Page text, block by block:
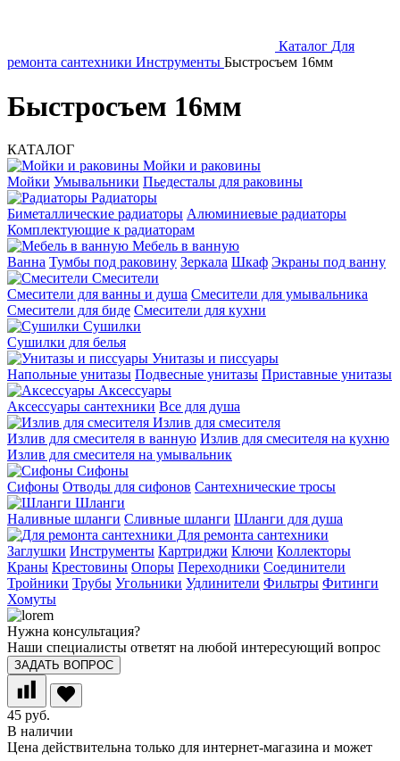
Каталог Для
ремонта сантехники Инструменты Быстросъем 16мм
Быстросъем 16мм
КАТАЛОГ
Мойки и раковины
Мойки Умывальники Пьедесталы для раковины
Радиаторы
Биметаллические радиаторы Алюминиевые радиаторы
Комплектующие к радиаторам
Мебель в ванную
Ванна Тумбы под раковину Зеркала Шкаф Экраны под ванну
Смесители
Смесители для ванны и душа Смесители для умывальника
Смесители для биде Смесители для кухни
Сушилки
Сушилки для белья
Унитазы и писсуары
Напольные унитазы Подвесные унитазы Приставные унитазы
Аксессуары
Аксессуары сантехники Все для душа
Излив для смесителя
Излив для смесителя в ванную Излив для смесителя на кухню
Излив для смесителя на умывальник
Сифоны
Сифоны Отводы для сифонов Сантехнические тросы
Шланги
Наливные шланги Сливные шланги Шланги для душа
Для ремонта сантехники
Заглушки Инструменты Картриджи Ключи Коллекторы
Краны Крестовины Опоры Переходники Соединители
Тройники Трубы Угольники Удлинители Фильтры Фитинги
Хомуты
Нужна консультация?
Наши специалисты ответят на любой интересующий вопрос
ЗАДАТЬ ВОПРОС
45 руб.
В наличии
Цена действительна только для интернет-магазина и может